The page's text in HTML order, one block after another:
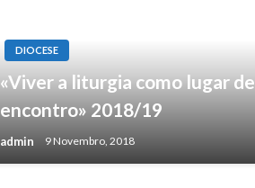
DIOCESE
«Viver a liturgia como lugar de
encontro» 2018/19
admin 9 Novembro, 2018